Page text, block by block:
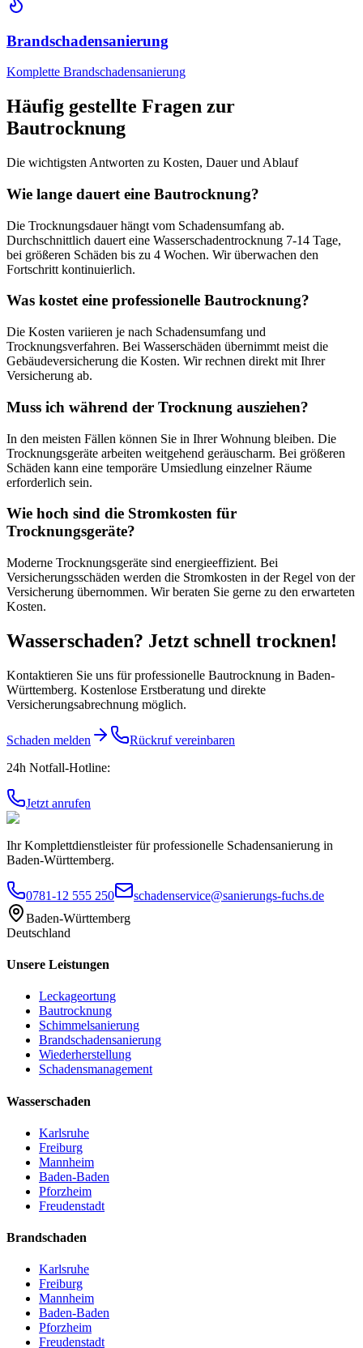
Brandschadensanierung
Komplette Brandschadensanierung
Häufig gestellte Fragen zur
Bautrocknung
Die wichtigsten Antworten zu Kosten, Dauer und Ablauf
Wie lange dauert eine Bautrocknung?
Die Trocknungsdauer hängt vom Schadensumfang ab.
Durchschnittlich dauert eine Wasserschadentrocknung 7-14 Tage,
bei größeren Schäden bis zu 4 Wochen. Wir überwachen den
Fortschritt kontinuierlich.
Was kostet eine professionelle Bautrocknung?
Die Kosten variieren je nach Schadensumfang und
Trocknungsverfahren. Bei Wasserschäden übernimmt meist die
Gebäudeversicherung die Kosten. Wir rechnen direkt mit Ihrer
Versicherung ab.
Muss ich während der Trocknung ausziehen?
In den meisten Fällen können Sie in Ihrer Wohnung bleiben. Die
Trocknungsgeräte arbeiten weitgehend geräuscharm. Bei größeren
Schäden kann eine temporäre Umsiedlung einzelner Räume
erforderlich sein.
Wie hoch sind die Stromkosten für
Trocknungsgeräte?
Moderne Trocknungsgeräte sind energieeffizient. Bei
Versicherungsschäden werden die Stromkosten in der Regel von der
Versicherung übernommen. Wir beraten Sie gerne zu den erwarteten
Kosten.
Wasserschaden? Jetzt schnell trocknen!
Kontaktieren Sie uns für professionelle Bautrocknung in Baden-
Württemberg. Kostenlose Erstberatung und direkte
Versicherungsabrechnung möglich.
Schaden melden
Rückruf vereinbaren
24h Notfall-Hotline:
Jetzt anrufen
Ihr Komplettdienstleister für professionelle Schadensanierung in
Baden-Württemberg.
0781-12 555 250
schadenservice@sanierungs-fuchs.de
Baden-Württemberg
Deutschland
Unsere Leistungen
Leckageortung
Bautrocknung
Schimmelsanierung
Brandschadensanierung
Wiederherstellung
Schadensmanagement
Wasserschaden
Karlsruhe
Freiburg
Mannheim
Baden-Baden
Pforzheim
Freudenstadt
Brandschaden
Karlsruhe
Freiburg
Mannheim
Baden-Baden
Pforzheim
Freudenstadt